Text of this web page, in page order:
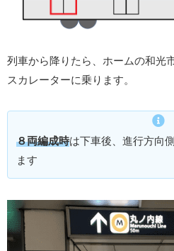
列車から降りたら、ホームの和光
スカレーターに乗ります。
８両編成時は下車後、進行方向
ます